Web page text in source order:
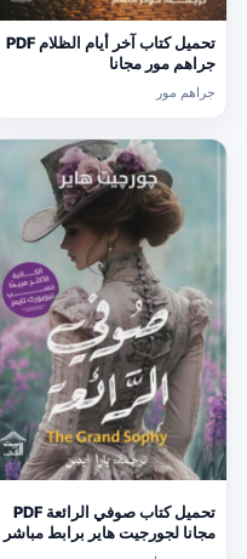
تحميل كتاب آخر أيام الظلام PDF
جراهم مور مجانا
جراهم مور
تحميل كتاب صوفي الرائعة PDF
مجانا لجورجيت هاير برابط مباشر